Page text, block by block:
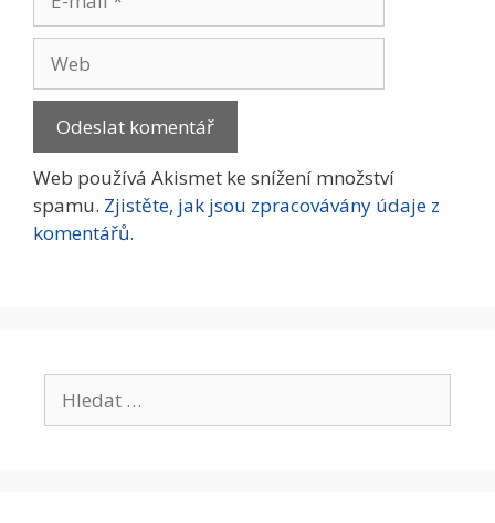
mail
Web používá Akismet ke snížení množství
spamu. Zjistěte, jak jsou zpracovávány údaje z
komentářů.